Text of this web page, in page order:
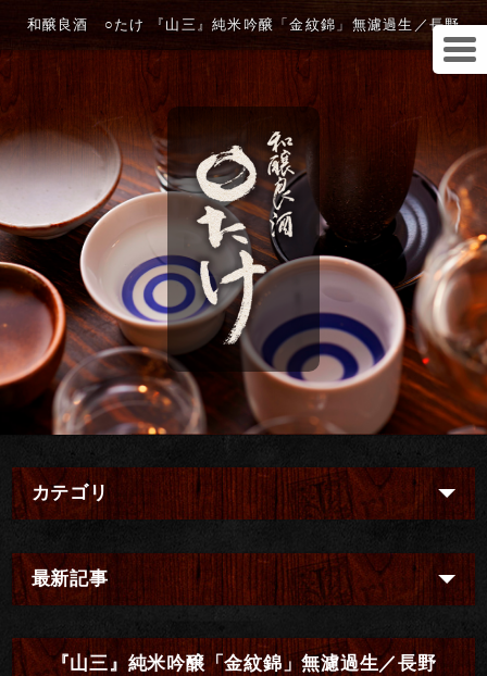
和醸良酒 ○たけ 『山三』純米吟醸「金紋錦」無濾過生／長野
カテゴリ
最新記事
『山三』純米吟醸「金紋錦」無濾過生／長野